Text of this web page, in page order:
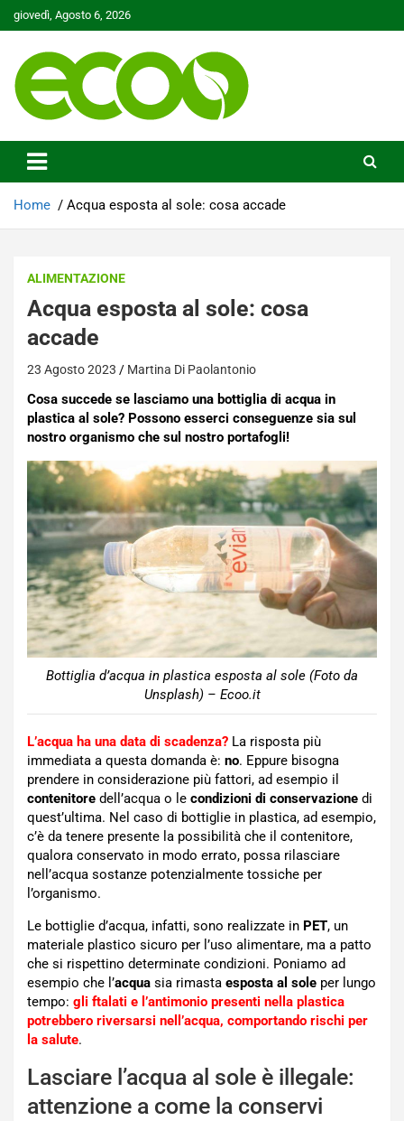
Skip
to
giovedì, Agosto 6, 2026
Ecoo.it
Home Acqua esposta al sole: cosa accade
ALIMENTAZIONE
Acqua esposta al sole: cosa
accade
23 Agosto 2023 Martina Di Paolantonio
Cosa succede se lasciamo una bottiglia di acqua in
plastica al sole? Possono esserci conseguenze sia sul
nostro organismo che sul nostro portafogli!
Bottiglia d’acqua in plastica esposta al sole (Foto da
Unsplash) – Ecoo.it
L’acqua ha una data di scadenza? La risposta più
immediata a questa domanda è: no. Eppure bisogna
prendere in considerazione più fattori, ad esempio il
contenitore dell’acqua o le condizioni di conservazione di
quest’ultima. Nel caso di bottiglie in plastica, ad esempio,
c’è da tenere presente la possibilità che il contenitore,
qualora conservato in modo errato, possa rilasciare
nell’acqua sostanze potenzialmente tossiche per
l’organismo.
Le bottiglie d’acqua, infatti, sono realizzate in PET, un
materiale plastico sicuro per l’uso alimentare, ma a patto
che si rispettino determinate condizioni. Poniamo ad
esempio che l’acqua sia rimasta esposta al sole per lungo
tempo: gli ftalati e l’antimonio presenti nella plastica
potrebbero riversarsi nell’acqua, comportando rischi per
la salute.
Lasciare l’acqua al sole è illegale:
attenzione a come la conservi